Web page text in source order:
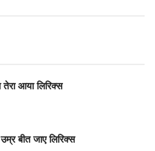
तेरा आया लिरिक्स
बीत जाए लिरिक्स